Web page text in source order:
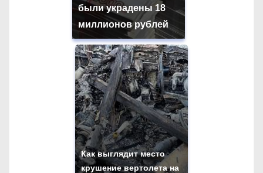
были украдены 18
миллионов рублей
Как выглядит место
крушение вертолета на